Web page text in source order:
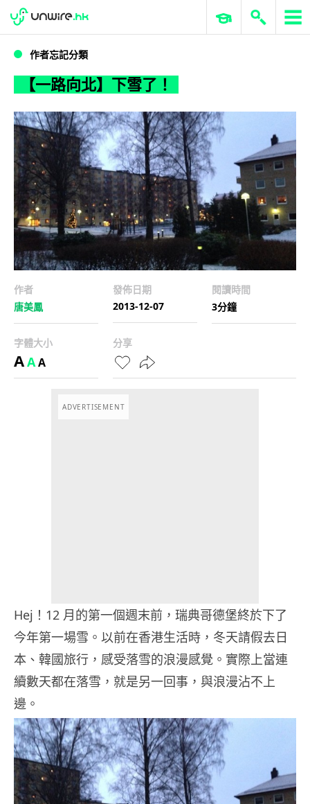
【一路向北】下雪了！
WWDC 2026 ERP 與商業 AI
作者忘記分類
【一路向北】下雪了！
作者
唐美鳳
發佈日期
2013-12-07
閱讀時間
3分鐘
字體大小
AAA
分享
ADVERTISEMENT
Hej！12 月的第一個週末前，瑞典哥德堡終於下了
今年第一場雪。以前在香港生活時，冬天請假去日
本、韓國旅行，感受落雪的浪漫感覺。實際上當連
續數天都在落雪，就是另一回事，與浪漫沾不上
邊。